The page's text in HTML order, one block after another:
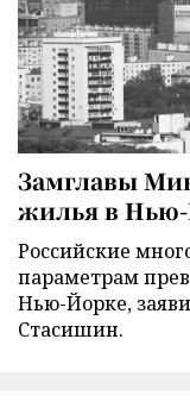
Замглавы
жилья в
Российские
параметрам
Нью-Йорке,
Стасишин.